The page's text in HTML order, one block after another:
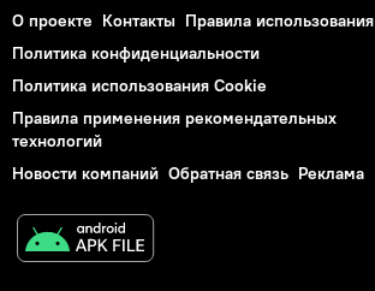
О проекте Контакты Правила использования
Политика конфиденциальности
Политика использования Cookie
Правила применения рекомендательных
технологий
Новости компаний Обратная связь Реклама